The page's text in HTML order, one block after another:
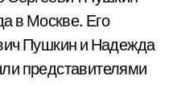
в Москве. Его
Пушкин и Надежда
представителями